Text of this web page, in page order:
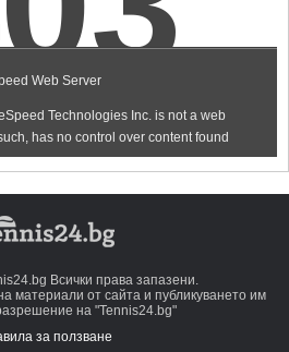
Всички права запазени.
материали от сайта и публикуването им
на "Tennis24.bg"
за ползване